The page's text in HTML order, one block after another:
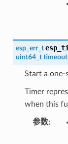
esp_err_t
uint64_t
Start a one-
Timer
when this
参数: